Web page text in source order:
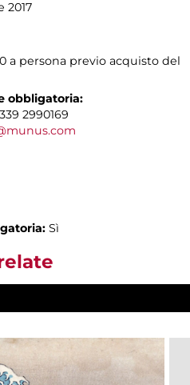
2017
a persona previo acquisto del
obbligatoria:
2990169
Sì